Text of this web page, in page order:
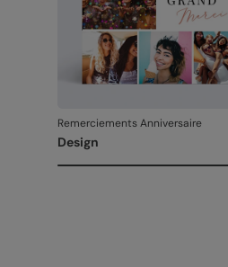
Remerciements Anniversaire
Design